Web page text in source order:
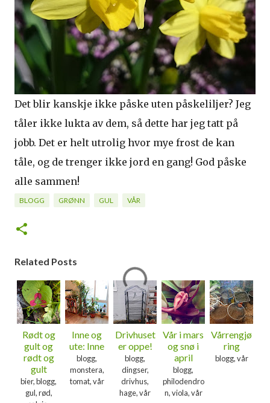
Det blir kanskje ikke påske uten påskeliljer? Jeg
tåler ikke lukta av dem, så dette har jeg tatt på
jobb. Det er helt utrolig hvor mye frost de kan
tåle, og de trenger ikke jord en gang! God påske
alle sammen!
BLOGG GRØNN GUL VÅR
Related Posts
Rødt og
gult og
rødt og
gult
bier, blogg,
gul, rød,
Inne og
ute: Inne
blogg,
monstera,
tomat, vår
Drivhuset
er oppe!
blogg,
dingser,
drivhus,
hage, vår
Vår i mars
og snø i
april
blogg,
philodendro
n, viola, vår
Vårrengjø
ring
blogg, vår